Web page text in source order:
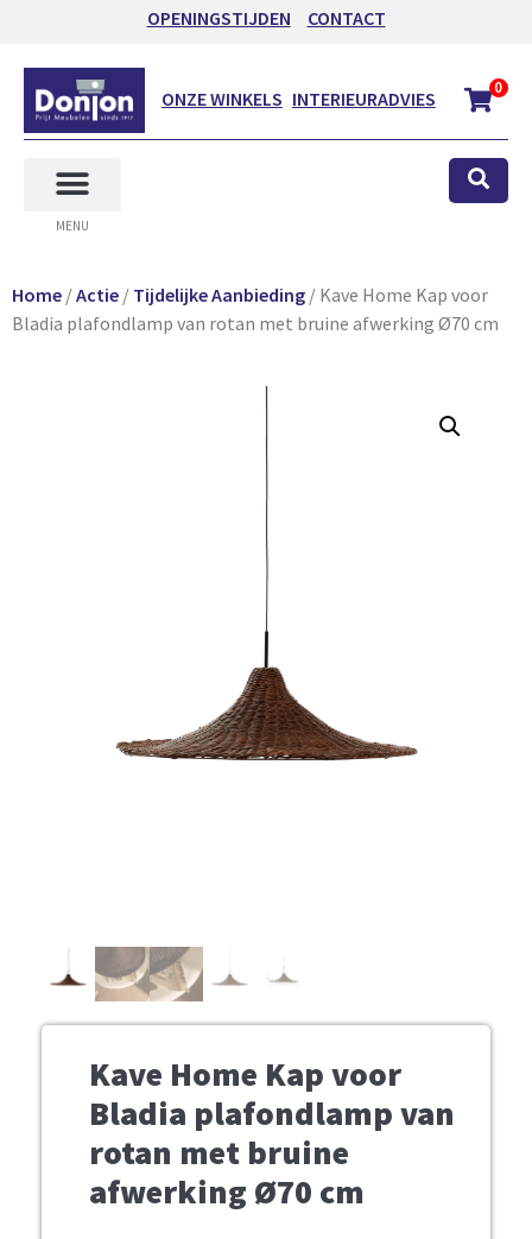
OPENINGSTIJDEN CONTACT
ONZE WINKELS INTERIEURADVIES 0
MENU
Home /Actie / Tijdelijke Aanbieding / Kave Home Kap voor
Bladia plafondlamp van rotan met bruine afwerking Ø70 cm
Kave Home Kap voor
Bladia plafondlamp van
rotan met bruine
afwerking Ø70 cm